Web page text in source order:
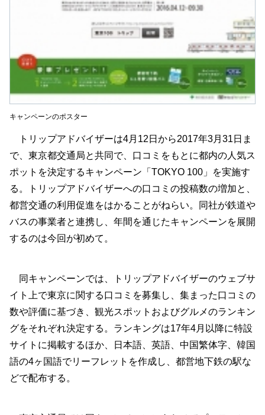
キャンペーンのポスター
トリップアドバイザーは4月12日から2017年3月31日ま
で、東京都交通局と共同で、口コミをもとに都内の人気ス
ポットを決定するキャンペーン「TOKYO 100」を実施す
る。トリップアドバイザーへの口コミの投稿数の増加と、
都営交通の利用促進をはかることがねらい。同社が鉄道や
バスの事業者と連携し、年間を通じたキャンペーンを展開
するのは今回が初めて。
同キャンペーンでは、トリップアドバイザーのウェブサ
イト上で東京に関する口コミを募集し、集まった口コミの
数や評価に基づき、観光スポットおよびグルメのランキン
グをそれぞれ決定する。ランキングは17年4月以降に特設
サイトに掲載するほか、日本語、英語、中国繁体字、韓国
語の4ヶ国語でリーフレットを作成し、都営地下鉄の駅な
どで配布する。